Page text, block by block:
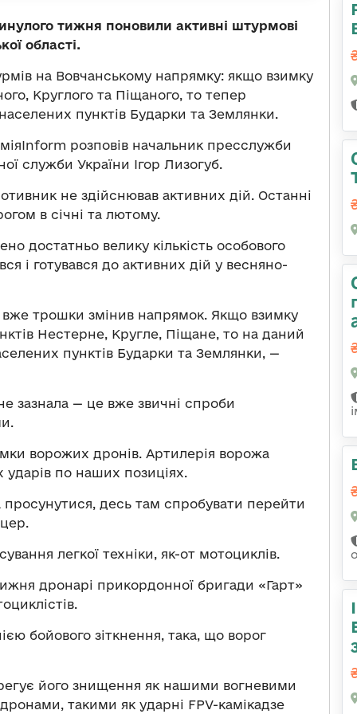
тижня поновили активні штурмові
області.
на Вовчанському напрямку: якщо взимку
Круглого та Піщаного, то тепер
пунктів Бударки та Землянки.
розповів начальник пресслужби
служби України Ігор Лизогуб.
не здійснював активних дій. Останні
в січні та лютому.
достатньо велику кількість особового
і готувався до активних дій у весняно-
вже трошки змінив напрямок. Якщо взимку
Нестерне, Кругле, Піщане, то на даний
пунктів Бударки та Землянки, —
зазнала — це вже звичні спроби
ворожих дронів. Артилерія ворожа
ударів по наших позиціях.
десь там спробувати перейти
легкої техніки, як-от мотоциклів.
дронарі прикордонної бригади «Гарт»
бойового зіткнення, така, що ворог
його знищення як нашими вогневими
такими як ударні FPV-камікадзе